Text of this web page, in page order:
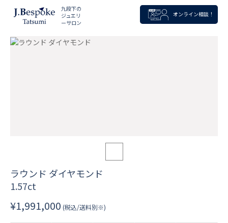
九段下の
ジュエリ
ーサロン
オンライン相談！
ラウンド ダイヤモンド
1.57ct
¥1,991,000 (税込/送料別※)